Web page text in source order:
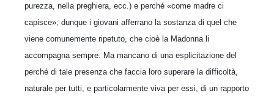
purezza, nella preghiera, ecc.) e perché «come madre ci
capisce»; dunque i giovani afferrano la sostanza di quel che
viene comunemente ripetuto, che cioè la Madonna li
accompagna sempre. Ma mancano di una esplicitazione del
perché di tale presenza che faccia loro superare la difficoltà,
naturale per tutti, e particolarmente viva per essi, di un rapporto